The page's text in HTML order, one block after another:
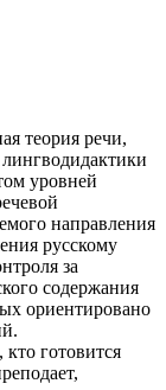
теория речи,
уровней
направления
русскому
за
содержания
ориентировано
готовится